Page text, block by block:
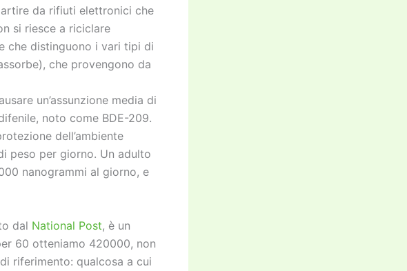
da rifiuti elettronici che
si riesce a riciclare
che distinguono i vari tipi di
che provengono da
un’assunzione media di
noto come BDE-209.
dell’ambiente
peso per giorno. Un adulto
nanogrammi al giorno, e
dal National Post, è un
60 otteniamo 420000, non
riferimento: qualcosa a cui